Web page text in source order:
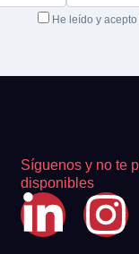
He leído y
Síguenos y no te
disponibles